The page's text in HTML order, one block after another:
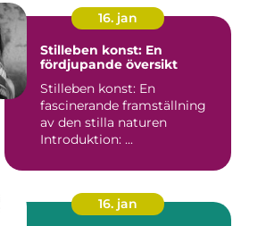
16. jan
Stilleben konst: En
fördjupande översikt
Stilleben konst: En
fascinerande framställning
av den stilla naturen
Introduktion: ...
16. jan